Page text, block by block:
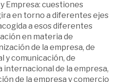
Empresa: cuestiones
en torno a diferentes ejes
a esos diferentes
en materia de
de la empresa, de
y comunicación, de
internacional de la empresa,
de la empresa y comercio